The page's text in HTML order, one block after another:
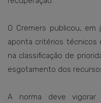
O Cremers publicou, em
aponta critérios técnicos
na classificação de
esgotamento dos
A norma deve